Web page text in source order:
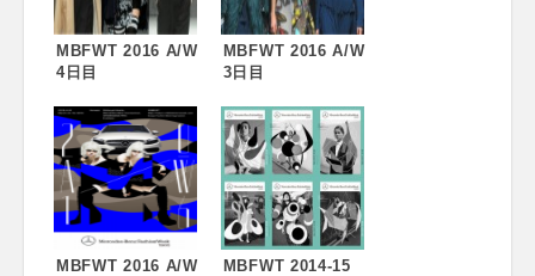
MBFWT 2016 A/W
4日目
MBFWT 2016 A/W
3日目
MBFWT 2016 A/W
MBFWT 2014-15